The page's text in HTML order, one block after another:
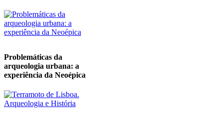
Problemáticas da
arqueologia urbana: a
experiência da Neoépica